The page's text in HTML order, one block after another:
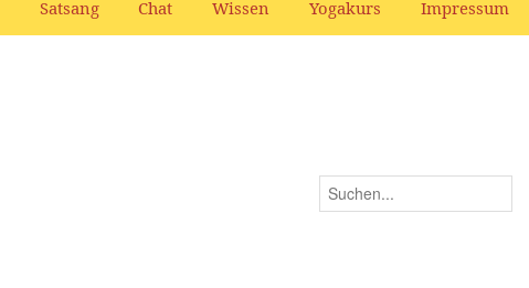
Satsang Chat Wissen Yogakurs Impressum